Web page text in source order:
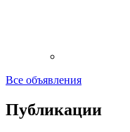
Все объявления
Публикации